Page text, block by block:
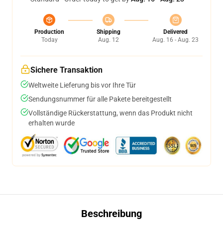
Production
Today
Shipping
Aug. 12
Delivered
Aug. 16 - Aug. 23
Sichere Transaktion
Weltweite Lieferung bis vor Ihre Tür
Sendungsnummer für alle Pakete bereitgestellt
Vollständige Rückerstattung, wenn das Produkt nicht
erhalten wurde
Beschreibung